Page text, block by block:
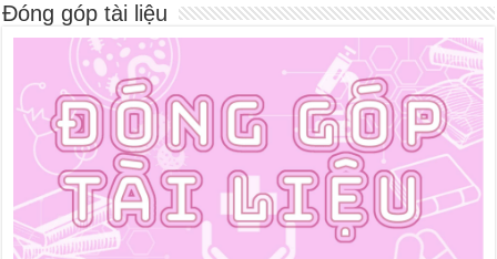
Đóng góp tài liệu